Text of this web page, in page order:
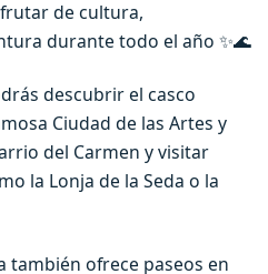
de cultura,
durante todo el año ✨🌊
descubrir el casco
Ciudad de las Artes y
del Carmen y visitar
la Lonja de la Seda o la
también ofrece paseos en